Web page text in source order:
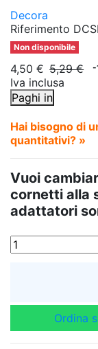
Decora
Riferimento
Non disponibile
4,50 € 5,29 € -
Iva inclusa
Paghi in
Hai bisogno di
quantitativi? »
Vuoi
cornetti alla
adattatori
Ordina